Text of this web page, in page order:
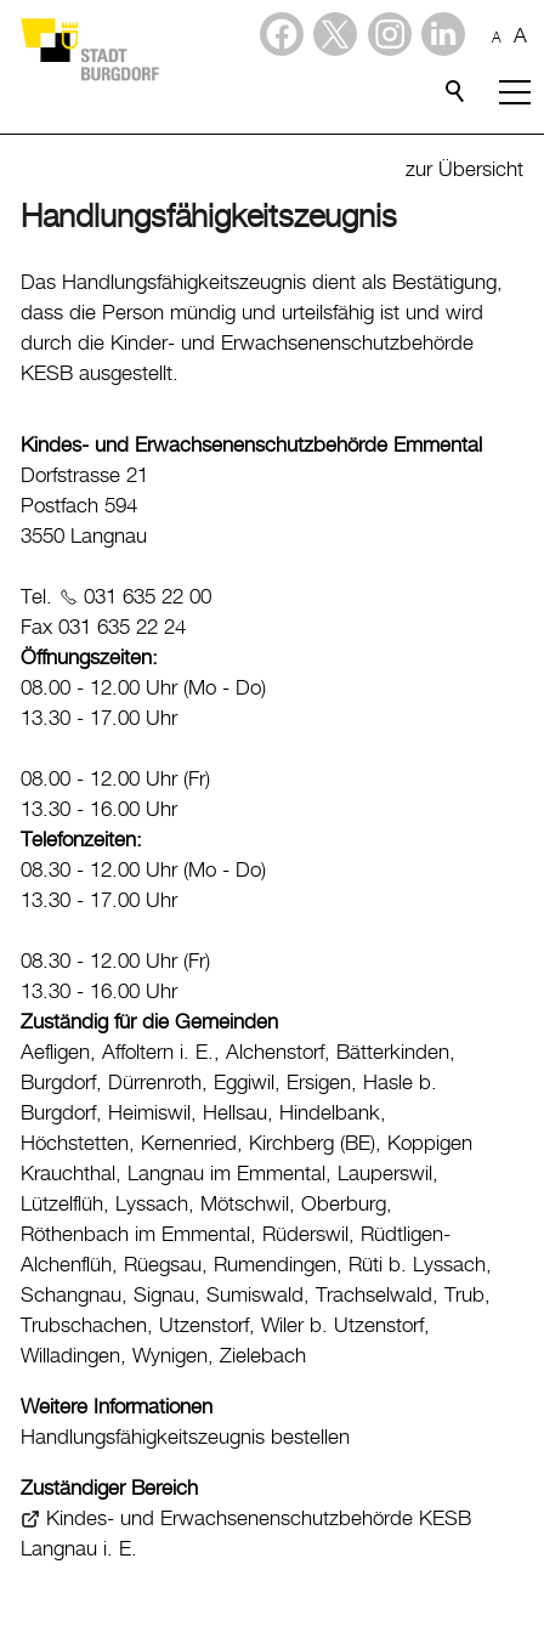
A A
Verwaltung & Politik
Verwaltung
Stadtverwaltung
Onlineschalter
Dienstleistungen
Formulare
Dokumente
Jobs & Karriere
Politik
Aktuelles
Burgdorf baut
Öffnungszeiten & Kontakt
Stadtplan
Drucken
Login
zur Übersicht
Handlungsfähigkeitszeugnis
Das Handlungsfähigkeitszeugnis dient als Bestätigung,
dass die Person mündig und urteilsfähig ist und wird
durch die Kinder- und Erwachsenenschutzbehörde
KESB ausgestellt.
Kindes- und Erwachsenenschutzbehörde Emmental
Dorfstrasse 21
Postfach 594
3550 Langnau
Tel.
031 635 22 00
Fax 031 635 22 24
Öffnungszeiten:
08.00 - 12.00 Uhr (Mo - Do)
13.30 - 17.00 Uhr
08.00 - 12.00 Uhr (Fr)
13.30 - 16.00 Uhr
Telefonzeiten:
08.30 - 12.00 Uhr (Mo - Do)
13.30 - 17.00 Uhr
08.30 - 12.00 Uhr (Fr)
13.30 - 16.00 Uhr
Zuständig für die Gemeinden
Aefligen, Affoltern i. E., Alchenstorf, Bätterkinden,
Burgdorf, Dürrenroth, Eggiwil, Ersigen, Hasle b.
Burgdorf, Heimiswil, Hellsau, Hindelbank,
Höchstetten, Kernenried, Kirchberg (BE), Koppigen
Krauchthal, Langnau im Emmental, Lauperswil,
Lützelflüh, Lyssach, Mötschwil, Oberburg,
Röthenbach im Emmental, Rüderswil, Rüdtligen-
Alchenflüh, Rüegsau, Rumendingen, Rüti b. Lyssach,
Schangnau, Signau, Sumiswald, Trachselwald, Trub,
Trubschachen, Utzenstorf, Wiler b. Utzenstorf,
Willadingen, Wynigen, Zielebach
Weitere Informationen
Handlungsfähigkeitszeugnis bestellen
Zuständiger Bereich
Kindes- und Erwachsenenschutzbehörde KESB
Langnau i. E.